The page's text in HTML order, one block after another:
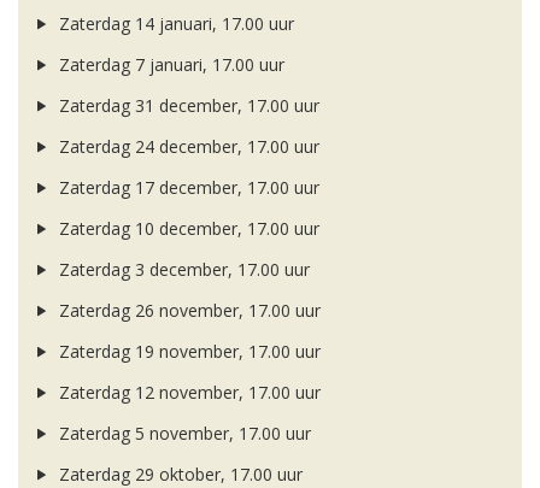
Zaterdag 14 januari, 17.00 uur
Zaterdag 7 januari, 17.00 uur
Zaterdag 31 december, 17.00 uur
Zaterdag 24 december, 17.00 uur
Zaterdag 17 december, 17.00 uur
Zaterdag 10 december, 17.00 uur
Zaterdag 3 december, 17.00 uur
Zaterdag 26 november, 17.00 uur
Zaterdag 19 november, 17.00 uur
Zaterdag 12 november, 17.00 uur
Zaterdag 5 november, 17.00 uur
Zaterdag 29 oktober, 17.00 uur